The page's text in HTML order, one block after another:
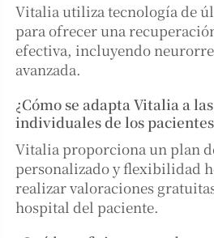
Vitalia utiliza tecnología de
para ofrecer una
efectiva, incluyendo
avanzada.
¿Cómo se adapta Vitalia a
individuales de los
Vitalia proporciona un plan
personalizado y flexibilidad
realizar valoraciones
hospital del paciente.